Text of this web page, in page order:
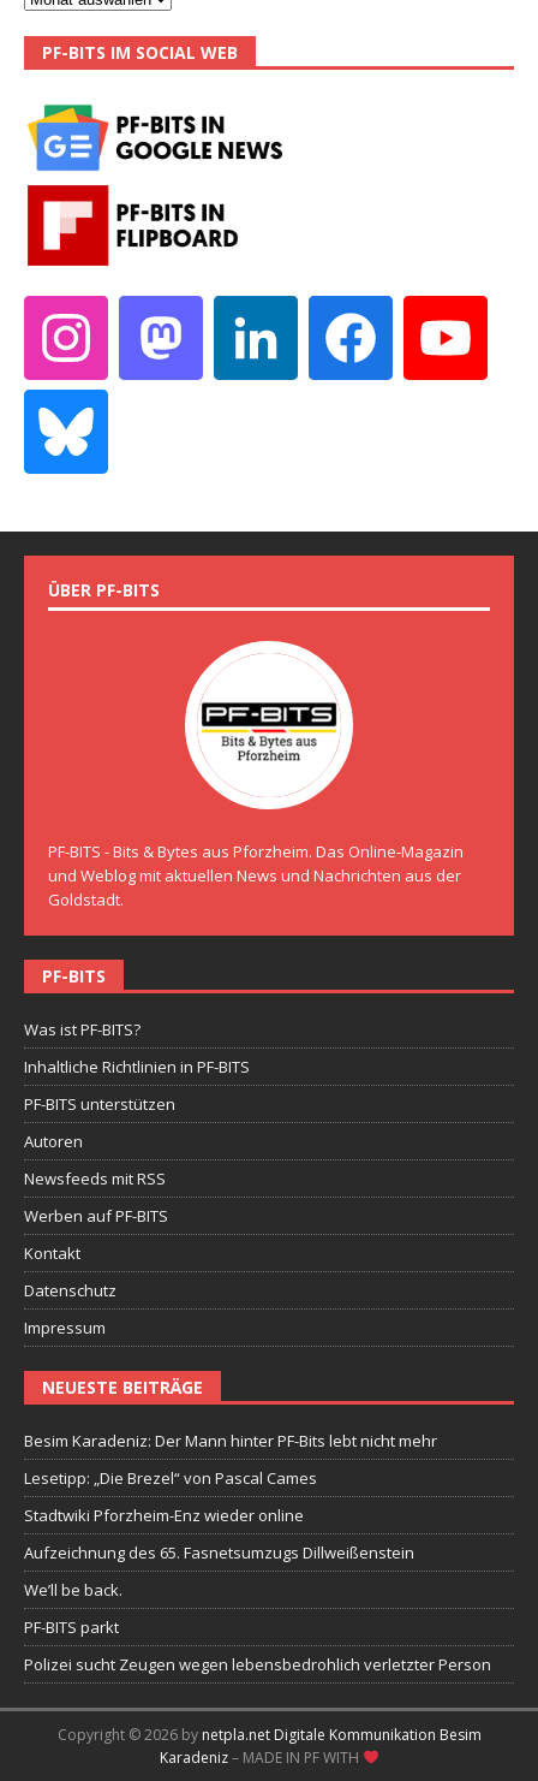
PF-BITS IM SOCIAL WEB
ÜBER PF-BITS
PF-BITS - Bits & Bytes aus Pforzheim. Das Online-Magazin
und Weblog mit aktuellen News und Nachrichten aus der
Goldstadt.
PF-BITS
Was ist PF-BITS?
Inhaltliche Richtlinien in PF-BITS
PF-BITS unterstützen
Autoren
Newsfeeds mit RSS
Werben auf PF-BITS
Kontakt
Datenschutz
Impressum
NEUESTE BEITRÄGE
Besim Karadeniz: Der Mann hinter PF-Bits lebt nicht mehr
Lesetipp: „Die Brezel“ von Pascal Cames
Stadtwiki Pforzheim-Enz wieder online
Aufzeichnung des 65. Fasnetsumzugs Dillweißenstein
We’ll be back.
PF-BITS parkt
Polizei sucht Zeugen wegen lebensbedrohlich verletzter Person
Copyright © 2026 by netpla.net Digitale Kommunikation Besim
Karadeniz– MADE IN PF WITH